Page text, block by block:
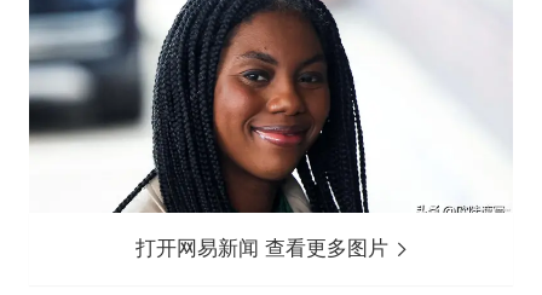
打开网易新闻 查看更多图片